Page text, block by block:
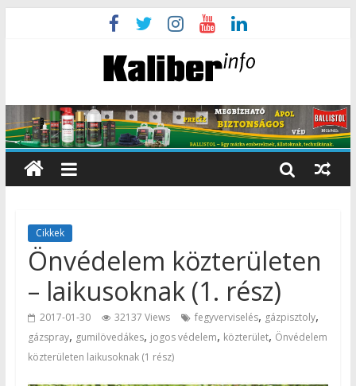
Cikkek
Önvédelem közterületen
– laikusoknak (1. rész)
2017-01-30 32137 Views fegyverviselés, gázpisztoly,
gázspray, gumilövedákes, jogos védelem, közterület, Önvédelem
közterületen laikusoknak (1 rész)